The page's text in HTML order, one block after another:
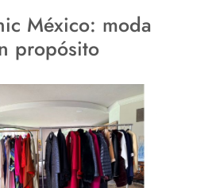
México: moda
propósito